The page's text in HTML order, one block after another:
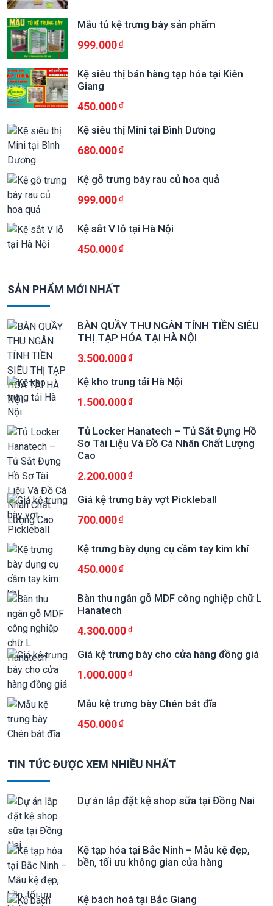
Mẫu tủ kệ trưng bày sản phẩm
999.000
Kệ siêu thị bán hàng tạp hóa tại Kiên
Giang
450.000
Kệ siêu thị Mini tại Bình Dương
680.000
Kệ gỗ trưng bày rau củ hoa quả
999.000
Kệ sắt V lỗ tại Hà Nội
450.000
SẢN PHẨM MỚI NHẤT
BÀN QUẦY THU NGÂN TÍNH TIỀN SIÊU
THỊ TẠP HÓA TẠI HÀ NỘI
3.500.000
Kệ kho trung tải Hà Nội
1.500.000
Tủ Locker Hanatech – Tủ Sắt Đựng Hồ
Sơ Tài Liệu Và Đồ Cá Nhân Chất Lượng
Cao
2.200.000
Giá kệ trưng bày vợt Pickleball
700.000
Kệ trưng bày dụng cụ cầm tay kim khí
450.000
Bàn thu ngân gỗ MDF công nghiệp chữ L
Hanatech
4.300.000
Giá kệ trưng bày cho cửa hàng đồng giá
1.000.000
Mẫu kệ trưng bày Chén bát đĩa
450.000
TIN TỨC ĐƯỢC XEM NHIỀU NHẤT
Dự án lắp đặt kệ shop sữa tại Đồng Nai
Kệ tạp hóa tại Bắc Ninh – Mẫu kệ đẹp,
bền, tối ưu không gian cửa hàng
Kệ bách hoá tại Bắc Giang